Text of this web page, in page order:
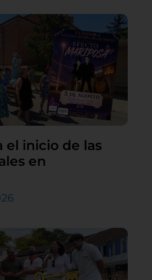
el inicio de las
en